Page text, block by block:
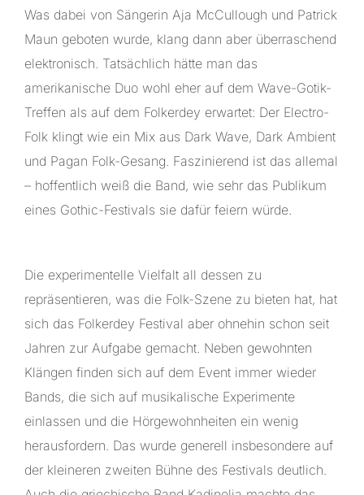
Was dabei von Sängerin Aja McCullough und Patrick
Maun geboten wurde, klang dann aber überraschend
elektronisch. Tatsächlich hätte man das
amerikanische Duo wohl eher auf dem Wave-Gotik-
Treffen als auf dem Folkerdey erwartet: Der Electro-
Folk klingt wie ein Mix aus Dark Wave, Dark Ambient
und Pagan Folk-Gesang. Faszinierend ist das allemal
– hoffentlich weiß die Band, wie sehr das Publikum
eines Gothic-Festivals sie dafür feiern würde.
Die experimentelle Vielfalt all dessen zu
repräsentieren, was die Folk-Szene zu bieten hat, hat
sich das Folkerdey Festival aber ohnehin schon seit
Jahren zur Aufgabe gemacht. Neben gewohnten
Klängen finden sich auf dem Event immer wieder
Bands, die sich auf musikalische Experimente
einlassen und die Hörgewohnheiten ein wenig
herausfordern. Das wurde generell insbesondere auf
der kleineren zweiten Bühne des Festivals deutlich.